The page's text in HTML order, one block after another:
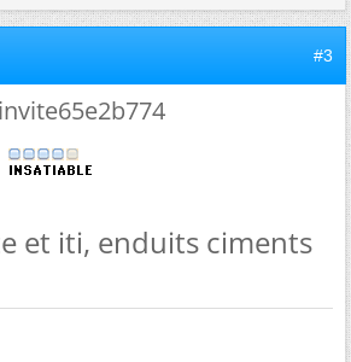
#3
invite65e2b774
et iti, enduits ciments